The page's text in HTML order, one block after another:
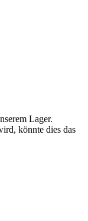
Lager.
könnte dies das